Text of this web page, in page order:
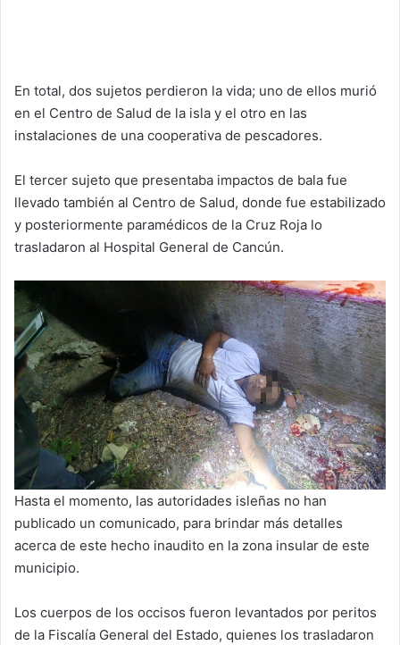
En total, dos sujetos perdieron la vida; uno de ellos murió
en el Centro de Salud de la isla y el otro en las
instalaciones de una cooperativa de pescadores.
El tercer sujeto que presentaba impactos de bala fue
llevado también al Centro de Salud, donde fue estabilizado
y posteriormente paramédicos de la Cruz Roja lo
trasladaron al Hospital General de Cancún.
Hasta el momento, las autoridades isleñas no han
publicado un comunicado, para brindar más detalles
acerca de este hecho inaudito en la zona insular de este
municipio.
Los cuerpos de los occisos fueron levantados por peritos
de la Fiscalía General del Estado, quienes los trasladaron